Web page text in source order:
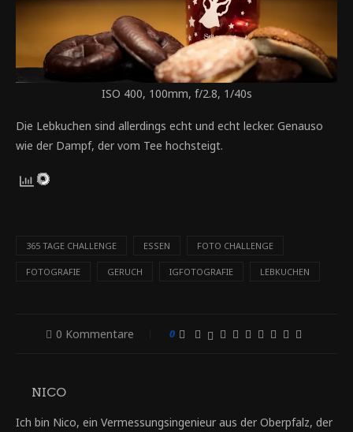
ISO 400, 100mm, f/2.8, 1/40s
Die Lebkuchen sind allerdings echt und echt lecker. Genauso
wie der Dampf, der vom Tee hochsteigt.
365 TAGE CHALLENGE ESSEN FOTO CHALLENGE
FOTOGRAFIE GERUCH IGFOTOGRAFIE LEBKUCHEN
0 Kommentare 0
NICO
Ich bin Nico, ein Vermessungsingenieur aus der Oberpfalz, der